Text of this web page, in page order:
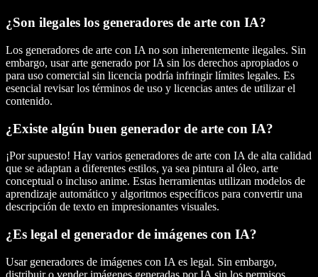
¿Son ilegales los generadores de arte con IA?
Los generadores de arte con IA no son inherentemente ilegales. Sin
embargo, usar arte generado por IA sin los derechos apropiados o
para uso comercial sin licencia podría infringir límites legales. Es
esencial revisar los términos de uso y licencias antes de utilizar el
contenido.
¿Existe algún buen generador de arte con IA?
¡Por supuesto! Hay varios generadores de arte con IA de alta calidad
que se adaptan a diferentes estilos, ya sea pintura al óleo, arte
conceptual o incluso anime. Estas herramientas utilizan modelos de
aprendizaje automático y algoritmos específicos para convertir una
descripción de texto en impresionantes visuales.
¿Es legal el generador de imágenes con IA?
Usar generadores de imágenes con IA es legal. Sin embargo,
distribuir o vender imágenes generadas por IA sin los permisos